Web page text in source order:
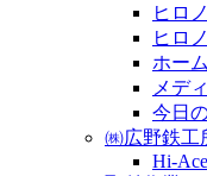
ヒロ
ヒロ
ホー
メデ
今日
㈱広野鉄工
Hi-Ace